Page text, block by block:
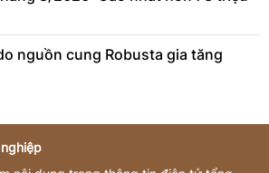
nguồn cung Robusta gia tăng